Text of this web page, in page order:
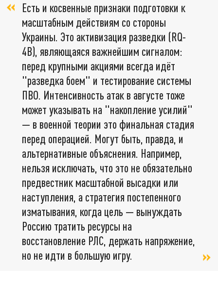
Есть и косвенные признаки подготовки к
масштабным действиям со стороны
Украины. Это активизация разведки (RQ-
4B), являющаяся важнейшим сигналом:
перед крупными акциями всегда идёт
"разведка боем" и тестирование системы
ПВО. Интенсивность атак в августе тоже
может указывать на "накопление усилий"
— в военной теории это финальная стадия
перед операцией. Могут быть, правда, и
альтернативные объяснения. Например,
нельзя исключать, что это не обязательно
предвестник масштабной высадки или
наступления, а стратегия постепенного
изматывания, когда цель — вынуждать
Россию тратить ресурсы на
восстановление РЛС, держать напряжение,
но не идти в большую игру.